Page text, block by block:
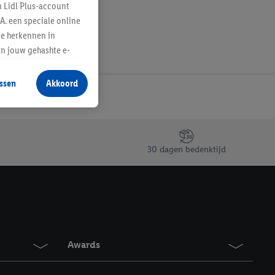
30 dagen bedenktijd
Awards
Lidl Plus-account
een speciale online
herkennen in
jouw gehashte e-
producten waarin je
te plaatsen
jouw gehashte e-
kunnen worden
vergelijkbare
Meer informatie,
Akkoord